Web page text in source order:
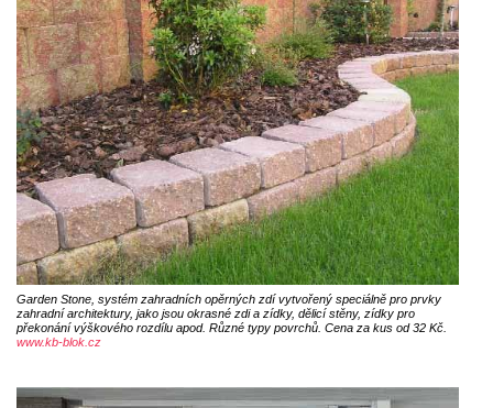
Garden Stone, systém zahradních opěrných zdí vytvořený speciálně pro prvky
zahradní architektury, jako jsou okrasné zdi a zídky, dělicí stěny, zídky pro
překonání výškového rozdílu apod. Různé typy povrchů. Cena za kus od 32 Kč.
www.kb-blok.cz